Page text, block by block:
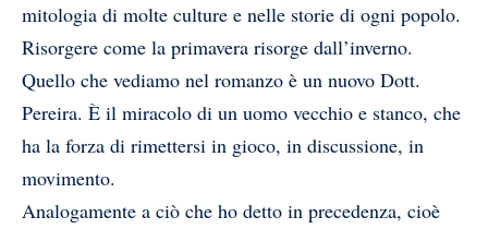
mitologia di molte culture e nelle storie di ogni popolo.
Risorgere come la primavera risorge dall’inverno.
Quello che vediamo nel romanzo è un nuovo Dott.
Pereira. È il miracolo di un uomo vecchio e stanco, che
ha la forza di rimettersi in gioco, in discussione, in
movimento.
Analogamente a ciò che ho detto in precedenza, cioè